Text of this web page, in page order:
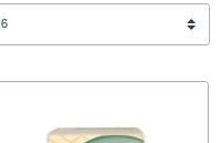
Display